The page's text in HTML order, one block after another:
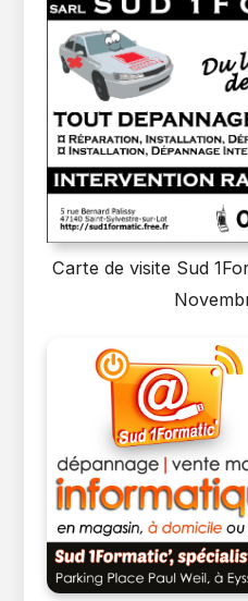
Carte de visite Sud